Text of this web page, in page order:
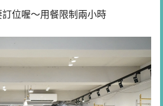
位喔～用餐限制兩小時